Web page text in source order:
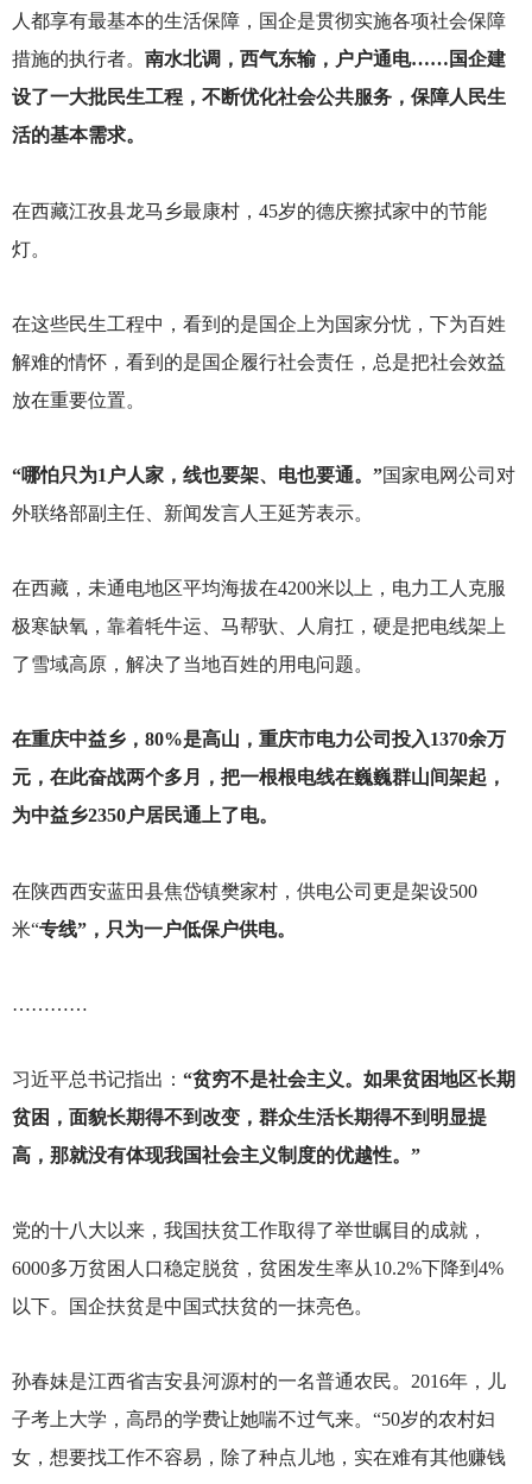
人都享有最基本的生活保障，国企是贯彻实施各项社会保障
措施的执行者。 南水北调，西气东输，户户通电……国企建
设了一大批民生工程，不断优化社会公共服务，保障人民生
活的基本需求。
在西藏江孜县龙马乡最康村，45岁的德庆擦拭家中的节能
灯。
在这些民生工程中，看到的是国企上为国家分忧，下为百姓
解难的情怀，看到的是国企履行社会责任，总是把社会效益
放在重要位置。
“哪怕只为1户人家，线也要架、电也要通。”国家电网公司对
外联络部副主任、新闻发言人王延芳表示。
在西藏，未通电地区平均海拔在4200米以上，电力工人克服
极寒缺氧，靠着牦牛运、马帮驮、人肩扛，硬是把电线架上
了雪域高原，解决了当地百姓的用电问题。
在重庆中益乡，80%是高山，重庆市电力公司投入1370余万
元，在此奋战两个多月，把一根根电线在巍巍群山间架起，
为中益乡2350户居民通上了电。
在陕西西安蓝田县焦岱镇樊家村，供电公司更是架设500
米“专线”，只为一户低保户供电。
…………
习近平总书记指出： “贫穷不是社会主义。如果贫困地区长期
贫困，面貌长期得不到改变，群众生活长期得不到明显提
高，那就没有体现我国社会主义制度的优越性。”
党的十八大以来，我国扶贫工作取得了举世瞩目的成就，
6000多万贫困人口稳定脱贫，贫困发生率从10.2%下降到4%
以下。国企扶贫是中国式扶贫的一抹亮色。
孙春妹是江西省吉安县河源村的一名普通农民。2016年，儿
子考上大学，高昂的学费让她喘不过气来。“50岁的农村妇
女，想要找工作不容易，除了种点儿地，实在难有其他赚钱